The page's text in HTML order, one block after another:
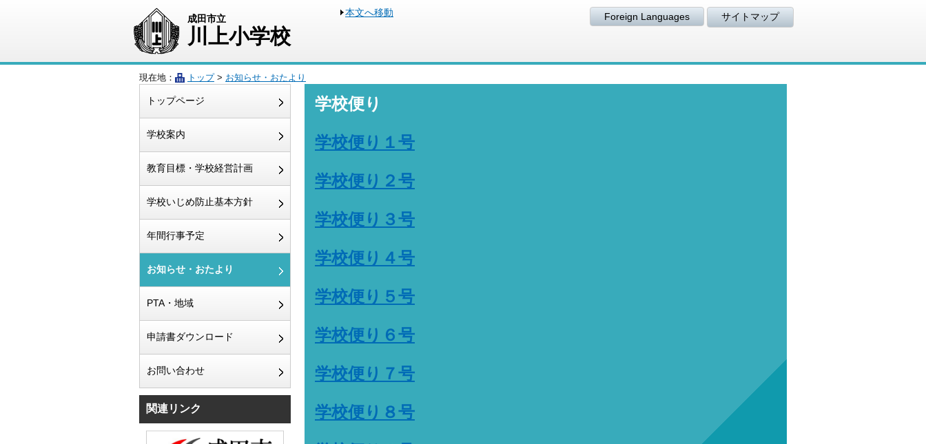
成田市立
川上小学校
本文へ移動 Foreign Languages サイトマップ
現在地： トップ> お知らせ・おたより
学校便り
学校便り１号
学校便り２号
学校便り３号
学校便り４号
学校便り５号
学校便り６号
学校便り７号
学校便り８号
トップページ
学校案内
教育目標・学校経営計画
学校いじめ防止基本方針
年間行事予定
お知らせ・おたより
PTA・地域
申請書ダウンロード
お問い合わせ
関連リンク